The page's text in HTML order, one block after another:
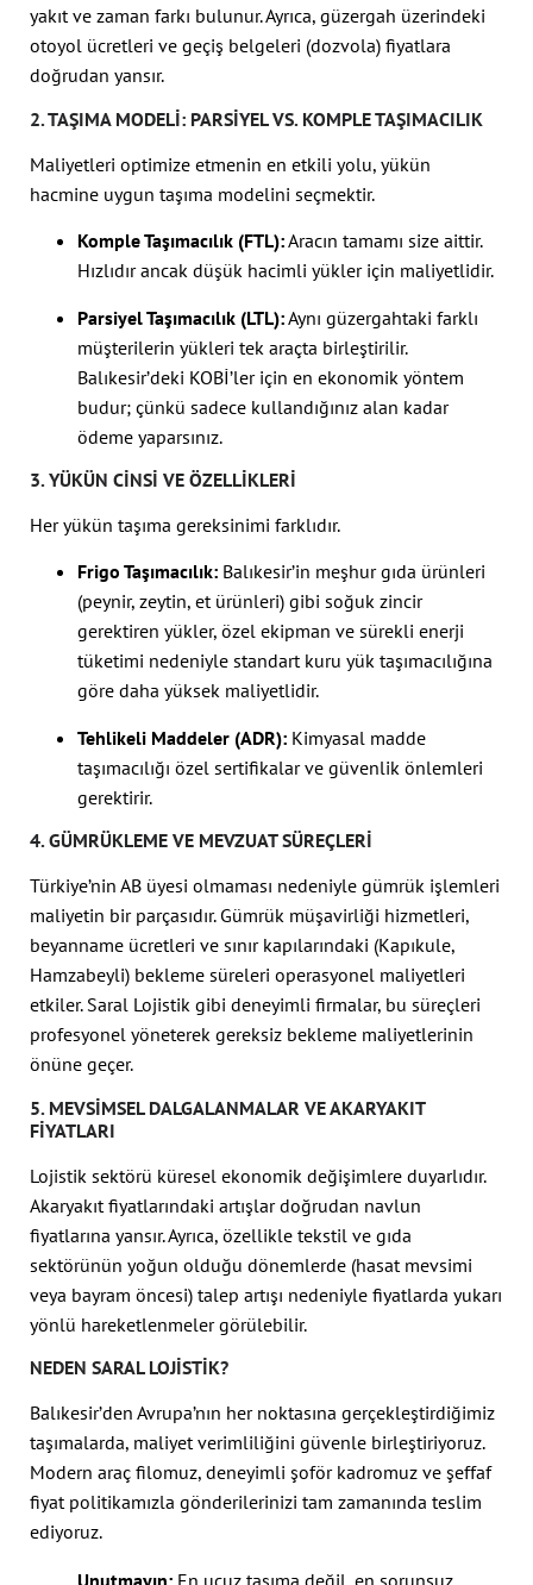
yakıt ve zaman farkı bulunur. Ayrıca, güzergah üzerindeki
otoyol ücretleri ve geçiş belgeleri (dozvola) fiyatlara
doğrudan yansır.
2. TAŞIMA MODELI: PARSIYEL VS. KOMPLE TAŞIMACILIK
Maliyetleri optimize etmenin en etkili yolu, yükün
hacmine uygun taşıma modelini seçmektir.
Komple Taşımacılık (FTL):Aracın tamamı size aittir.
Hızlıdır ancak düşük hacimli yükler için maliyetlidir.
Parsiyel Taşımacılık (LTL):Aynı güzergahtaki farklı
müşterilerin yükleri tek araçta birleştirilir.
Balıkesir’deki KOBİ’ler için en ekonomik yöntem
budur; çünkü sadece kullandığınız alan kadar
ödeme yaparsınız.
3. YÜKÜN CINSI VE ÖZELLIKLERI
Her yükün taşıma gereksinimi farklıdır.
Frigo Taşımacılık: Balıkesir’in meşhur gıda ürünleri
(peynir, zeytin, et ürünleri) gibi soğuk zincir
gerektiren yükler, özel ekipman ve sürekli enerji
tüketimi nedeniyle standart kuru yük taşımacılığına
göre daha yüksek maliyetlidir.
Tehlikeli Maddeler (ADR): Kimyasal madde
taşımacılığı özel sertifikalar ve güvenlik önlemleri
gerektirir.
4. GÜMRÜKLEME VE MEVZUAT SÜREÇLERI
Türkiye’nin AB üyesi olmaması nedeniyle gümrük işlemleri
maliyetin bir parçasıdır. Gümrük müşavirliği hizmetleri,
beyanname ücretleri ve sınır kapılarındaki (Kapıkule,
Hamzabeyli) bekleme süreleri operasyonel maliyetleri
etkiler. Saral Lojistik gibi deneyimli firmalar, bu süreçleri
profesyonel yöneterek gereksiz bekleme maliyetlerinin
önüne geçer.
5. MEVSIMSEL DALGALANMALAR VE AKARYAKIT
FIYATLARI
Lojistik sektörü küresel ekonomik değişimlere duyarlıdır.
Akaryakıt fiyatlarındaki artışlar doğrudan navlun
fiyatlarına yansır. Ayrıca, özellikle tekstil ve gıda
sektörünün yoğun olduğu dönemlerde (hasat mevsimi
veya bayram öncesi) talep artışı nedeniyle fiyatlarda yukarı
yönlü hareketlenmeler görülebilir.
NEDEN SARAL LOJISTIK?
Balıkesir’den Avrupa’nın her noktasına gerçekleştirdiğimiz
taşımalarda, maliyet verimliliğini güvenle birleştiriyoruz.
Modern araç filomuz, deneyimli şoför kadromuz ve şeffaf
fiyat politikamızla gönderilerinizi tam zamanında teslim
ediyoruz.
Unutmayın: En ucuz taşıma değil, en sorunsuz